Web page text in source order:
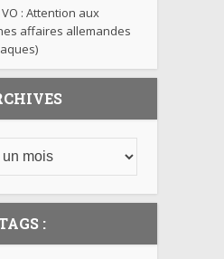
VO : Attention aux
affaires allemandes
: